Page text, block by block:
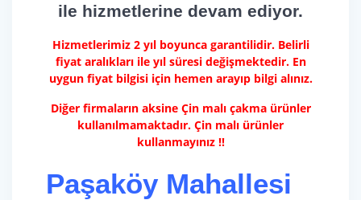
ile hizmetlerine devam ediyor.
Hizmetlerimiz 2 yıl boyunca garantilidir. Belirli
fiyat aralıkları ile yıl süresi değişmektedir. En
uygun fiyat bilgisi için hemen arayıp bilgi alınız.
Diğer firmaların aksine Çin malı çakma ürünler
kullanılmamaktadır. Çin malı ürünler
kullanmayınız !!
Paşaköy Mahallesi